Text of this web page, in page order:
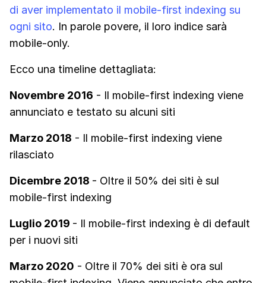
di aver implementato il mobile-first indexing su
ogni sito. In parole povere, il loro indice sarà
mobile-only.
Ecco una timeline dettagliata:
Novembre 2016 - Il mobile-first indexing viene
annunciato e testato su alcuni siti
Marzo 2018 - Il mobile-first indexing viene
rilasciato
Dicembre 2018 - Oltre il 50% dei siti è sul
mobile-first indexing
Luglio 2019 - Il mobile-first indexing è di default
per i nuovi siti
Marzo 2020 - Oltre il 70% dei siti è ora sul